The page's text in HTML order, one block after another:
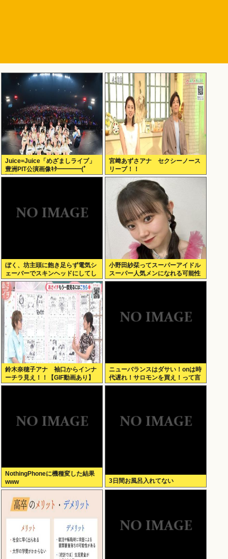
Juice=Juice「めざましライブ」
豊洲PIT公演画像ｷﾀ━━━━(ﾟ
∀ﾟ)━━━━!!
宮﨑あずさアナ セクシーノース
リーブ！！
ぼく、坊主頭に飽き足らず電気シ
ェーバーでスキンヘッドにしてし
まう
小野田紗栞ってスーパーアイドル
スーパー人気メンになれる可能性
あったよな？
鈴木奈穂子アナ 袖口からインナ
ーチラ見え！！【GIF動画あり】
ニューバランスはダサい！onは時
代遅れ！サロモンを買え！って言
われたから買ったんやが
NothingPhoneに機種変した結果
www
3日間お風呂入れてない